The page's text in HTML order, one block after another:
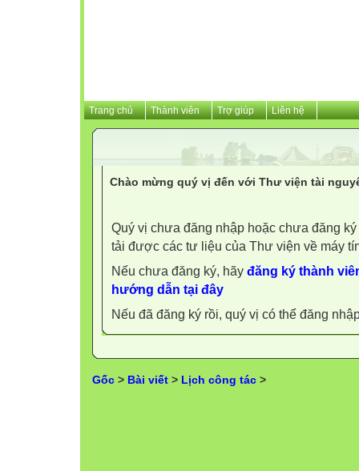
Trang chủ Thành viên Trợ giúp Liên hệ
Chào mừng quý vị đến với Thư viện tài
Quý vị chưa đăng nhập hoặc chưa đăng
tải được các tư liệu của Thư viện về máy
Nếu chưa đăng ký, hãy đăng ký thành
hướng dẫn tại đây
Nếu đã đăng ký rồi, quý vị có thể đăng
Gốc > Bài viết > Lịch công tác >